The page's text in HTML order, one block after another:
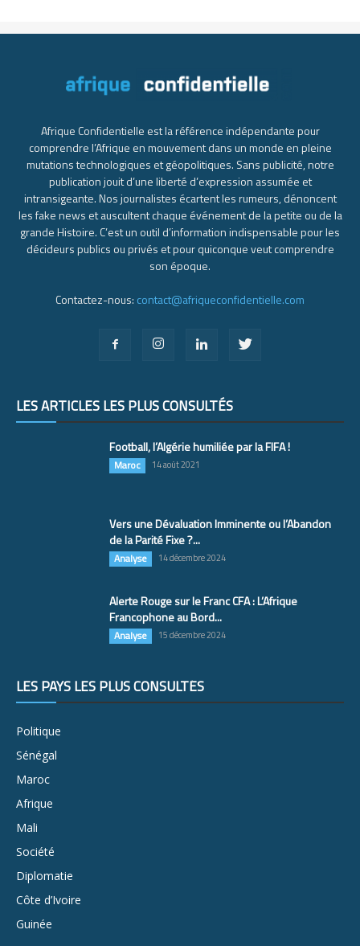
Afrique Confidentielle est la référence indépendante pour
comprendre l’Afrique en mouvement dans un monde en pleine
mutations technologiques et géopolitiques. Sans publicité, notre
publication jouit d’une liberté d’expression assumée et
intransigeante. Nos journalistes écartent les rumeurs, dénoncent
les fake news et auscultent chaque événement de la petite ou de la
grande Histoire. C’est un outil d’information indispensable pour les
décideurs publics ou privés et pour quiconque veut comprendre
son époque.
Contactez-nous: contact@afriqueconfidentielle.com
LES ARTICLES LES PLUS CONSULTÉS
Football, l’Algérie humiliée par la FIFA !
Maroc 14 août 2021
Vers une Dévaluation Imminente ou l’Abandon
de la Parité Fixe ?...
Analyse 14 décembre 2024
Alerte Rouge sur le Franc CFA : L’Afrique
Francophone au Bord...
Analyse 15 décembre 2024
LES PAYS LES PLUS CONSULTÉS
Politique
Sénégal
Maroc
Afrique
Mali
Société
Diplomatie
Côte d’Ivoire
Guinée